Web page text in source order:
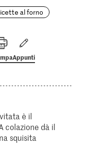
al forno
Appunti
è il
colazione dà il
squisita